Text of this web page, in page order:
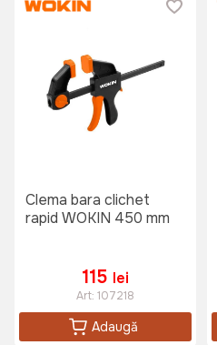
Clema bara clichet
rapid WOKIN 450 mm
115 lei
Art: 107218
Adaugă